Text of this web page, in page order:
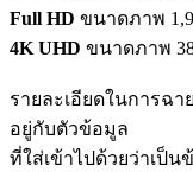
Full HD ขนาดภาพ
4K UHD ขนาดภาพ
รายละเอียดในการฉ
อยู่กับตัวข้อมูล
ที่ใส่เข้าไปด้วยว่าเป็